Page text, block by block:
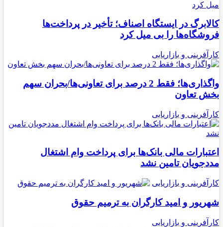
کالابرگ در ایستگاه اصناف؛ تأخیر در پرداخت‌ها
فروشگاه‌ها را بی میل کرد
کارآفرینی و بازاریابی
واگذاری‌ها؛ فقط 2 درصد برای تعاونی‌ها/بحران سهم
بخش تعاون
کارآفرینی و بازاریابی
اعتبارات مالی بانک‌ها برای پرداخت وام اشتغال
مددجویان تامین نشد
کارآفرینی و بازاریابی
شهریور و امید کارگران به ترمیم حقوق
کارآفرینی و بازاریابی